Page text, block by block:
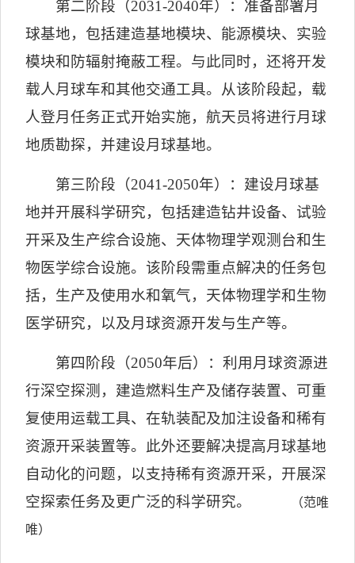
第二阶段（2031-2040年）：准备部署月
球基地，包括建造基地模块、能源模块、实验
模块和防辐射掩蔽工程。与此同时，还将开发
载人月球车和其他交通工具。从该阶段起，载
人登月任务正式开始实施，航天员将进行月球
地质勘探，并建设月球基地。
第三阶段（2041-2050年）：建设月球基
地并开展科学研究，包括建造钻井设备、试验
开采及生产综合设施、天体物理学观测台和生
物医学综合设施。该阶段需重点解决的任务包
括，生产及使用水和氧气，天体物理学和生物
医学研究，以及月球资源开发与生产等。
第四阶段（2050年后）：利用月球资源进
行深空探测，建造燃料生产及储存装置、可重
复使用运载工具、在轨装配及加注设备和稀有
资源开采装置等。此外还要解决提高月球基地
自动化的问题，以支持稀有资源开采，开展深
空探索任务及更广泛的科学研究。
（范唯
唯）